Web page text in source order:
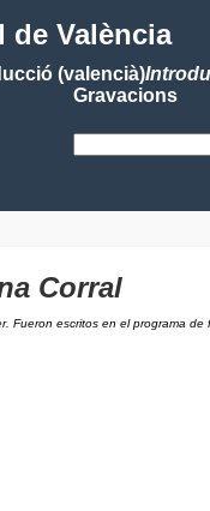
de València
(valencià)
Gravacions
Corral
Fueron escritos en el programa